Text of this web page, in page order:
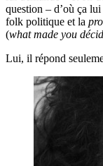
question – d’où ça
folk politique et la
(what made you
Lui, il répond